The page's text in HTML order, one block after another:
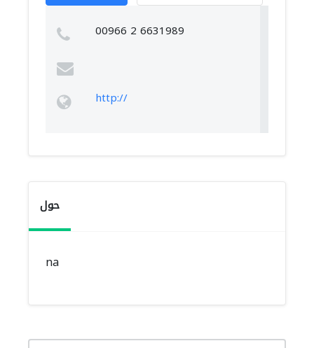
00966 2 6631989
http://
حول
na